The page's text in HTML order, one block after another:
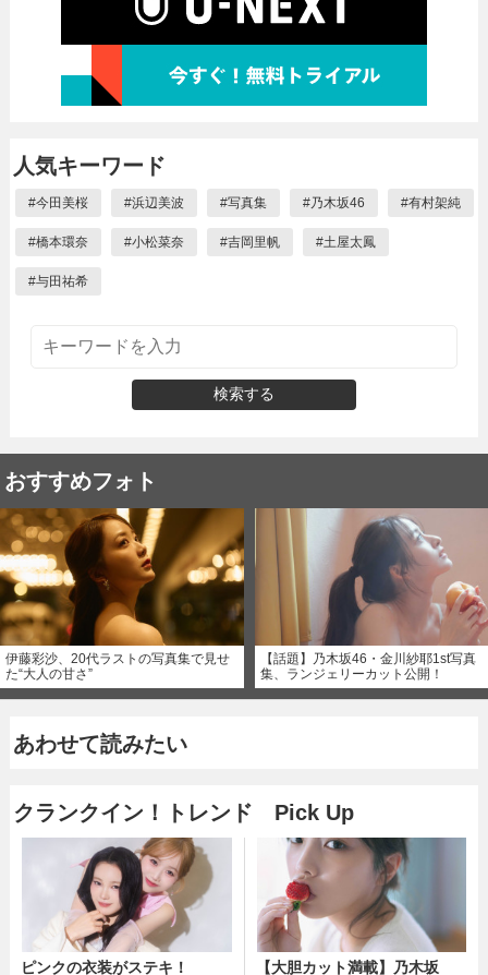
人気キーワード
#今田美桜 #浜辺美波 #写真集 #乃木坂46 #有村架純
#橋本環奈 #小松菜奈 #吉岡里帆 #土屋太鳳
#与田祐希
検索する
おすすめフォト
伊藤彩沙、20代ラストの写真集で見せ
た“大人の甘さ”
【話題】乃木坂46・金川紗耶1st写真
集、ランジェリーカット公開！
あわせて読みたい
クランクイン！トレンド Pick Up
ピンクの衣装がステキ！
【大胆カット満載】乃木坂